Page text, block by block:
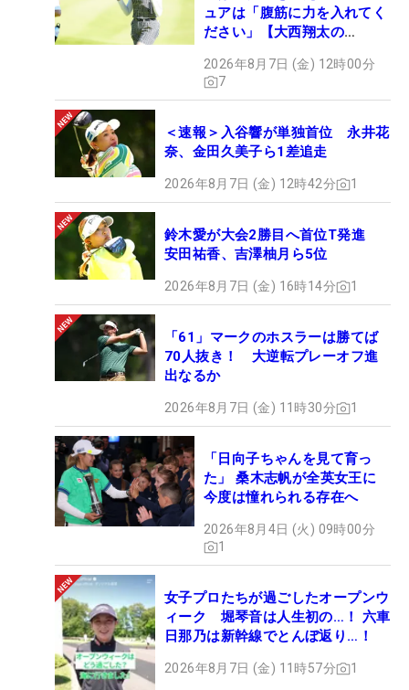
ュアは「腹筋に力を入れてく
ださい」【大西翔太の
2026年8月7日 (金) 12時00分
7
＜速報＞入谷響が単独首位 永井花
奈、金田久美子ら1差追走
2026年8月7日 (金) 12時42分 1
鈴木愛が大会2勝目へ首位T発進
安田祐香、吉澤柚月ら5位
2026年8月7日 (金) 16時14分 1
「61」マークのホスラーは勝てば
70人抜き！ 大逆転プレーオフ進
出なるか
2026年8月7日 (金) 11時30分 1
「日向子ちゃんを見て育っ
た」 桑木志帆が全英女王に
今度は憧れられる存在へ
2026年8月4日 (火) 09時00分
1
女子プロたちが過ごしたオープンウ
ィーク 堀琴音は人生初の…！ 六車
日那乃は新幹線でとんぼ返り…！
2026年8月7日 (金) 11時57分 1